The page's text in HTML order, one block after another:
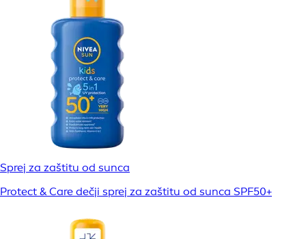
Sprej za zaštitu od sunca
Protect & Care dečji sprej za zaštitu od sunca SPF50+